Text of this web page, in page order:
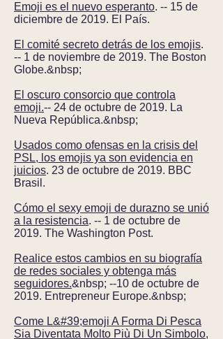
Emoji es el nuevo esperanto. -- 15 de
diciembre de 2019. El País.
El comité secreto detrás de los emojis.
-- 1 de noviembre de 2019. The Boston
Globe.&nbsp;
El oscuro consorcio que controla
emoji.-- 24 de octubre de 2019. La
Nueva República.&nbsp;
Usados como ofensas en la crisis del
PSL, los emojis ya son evidencia en
juicios. 23 de octubre de 2019. BBC
Brasil.
Cómo el sexy emoji de durazno se unió
a la resistencia. -- 1 de octubre de
2019. The Washington Post.
Realice estos cambios en su biografía
de redes sociales y obtenga más
seguidores.&nbsp; --10 de octubre de
2019. Entrepreneur Europe.&nbsp;
Come L&#39;emoji A Forma Di Pesca
Sia Diventata Molto Più Di Un Simbolo,